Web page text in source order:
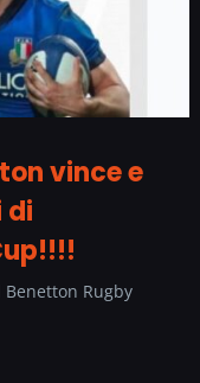
vince e
di
Rugby